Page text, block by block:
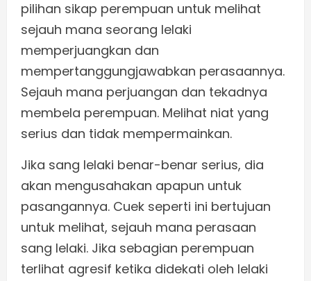
pilihan sikap perempuan untuk melihat
sejauh mana seorang lelaki
memperjuangkan dan
mempertanggungjawabkan perasaannya.
Sejauh mana perjuangan dan tekadnya
membela perempuan. Melihat niat yang
serius dan tidak mempermainkan.
Jika sang lelaki benar-benar serius, dia
akan mengusahakan apapun untuk
pasangannya. Cuek seperti ini bertujuan
untuk melihat, sejauh mana perasaan
sang lelaki. Jika sebagian perempuan
terlihat agresif ketika didekati oleh lelaki